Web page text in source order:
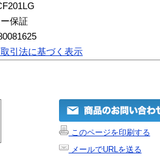
保証
引法に基づく表示
このページを印刷する
メールでURLを送る